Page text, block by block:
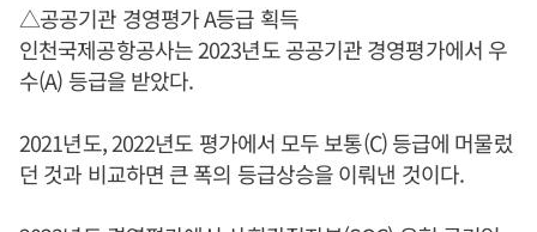
△공공기관 경영평가 A등급 획득
인천국제공항공사는 2023년도 공공기관 경영평가에서 우
수(A) 등급을 받았다.
2021년도, 2022년도 평가에서 모두 보통(C) 등급에 머물렀
던 것과 비교하면 큰 폭의 등급상승을 이뤄낸 것이다.